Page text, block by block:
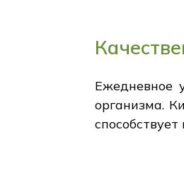
Ежедневное
организма.